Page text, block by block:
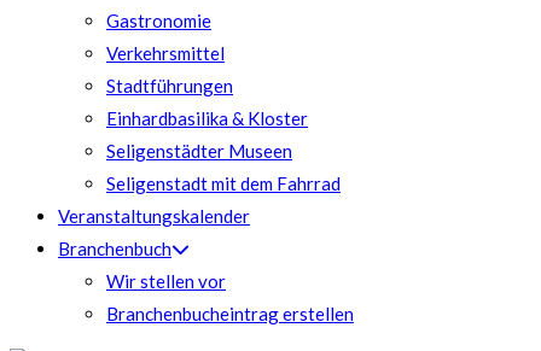
Gastronomie
Verkehrsmittel
Stadtführungen
Einhardbasilika & Kloster
Seligenstädter Museen
Seligenstadt mit dem Fahrrad
Veranstaltungskalender
Branchenbuch
Wir stellen vor
Branchenbucheintrag erstellen